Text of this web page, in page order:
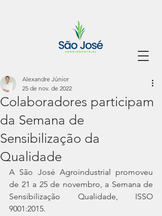
Colaboradores participam
da Semana de
Sensibilização da
Qualidade
Alexandre Júnior
25 de nov. de 2022
A São José Agroindustrial promoveu
de 21 a 25 de novembro, a Semana de
Sensibilização Qualidade, ISSO
9001:2015.